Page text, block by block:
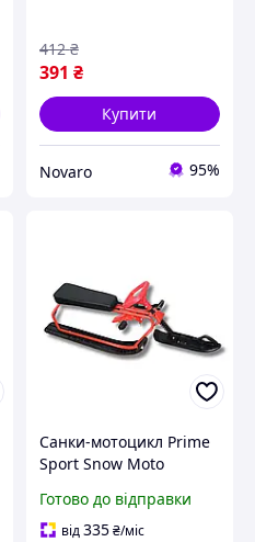
391 ₴
412 ₴
Купити
Novaro 95%
Санки-мотоцикл Prime
Sport Snow Moto
Готово до відправки
від335₴/міс